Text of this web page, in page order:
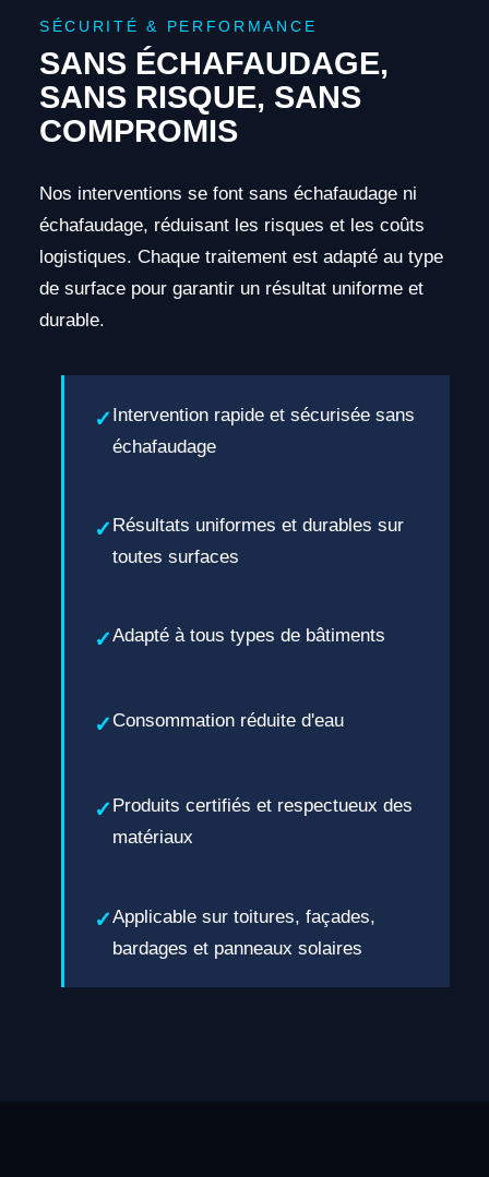
SÉCURITÉ & PERFORMANCE
SANS ÉCHAFAUDAGE,
SANS RISQUE, SANS
COMPROMIS
Nos interventions se font sans échafaudage ni
échafaudage, réduisant les risques et les coûts
logistiques. Chaque traitement est adapté au type
de surface pour garantir un résultat uniforme et
durable.
Intervention rapide et sécurisée sans
échafaudage
Résultats uniformes et durables sur
toutes surfaces
Adapté à tous types de bâtiments
Consommation réduite d'eau
Produits certifiés et respectueux des
matériaux
Applicable sur toitures, façades,
bardages et panneaux solaires